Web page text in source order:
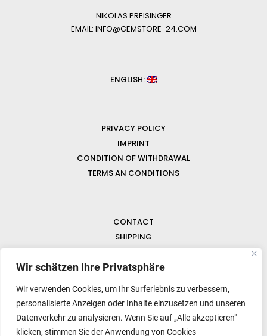
Wir schätzen Ihre Privatsphäre
Wir verwenden Cookies, um Ihr Surferlebnis zu verbessern,
personalisierte Anzeigen oder Inhalte einzusetzen und unseren
Datenverkehr zu analysieren. Wenn Sie auf „Alle akzeptieren"
klicken, stimmen Sie der Anwendung von Cookies
NIKOLAS PREISINGER
EMAIL: INFO@GEMSTORE-24.COM
ENGLISH:
PRIVACY POLICY
IMPRINT
CONDITION OF WITHDRAWAL
TERMS AN CONDITIONS
CONTACT
SHIPPING
FAQ
NEWS & GEMSTONES